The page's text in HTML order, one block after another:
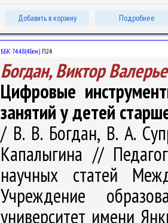
Добавить в корзину Подробнее
ББК 74.48(4Беи) П24
Богдан, Виктор
Цифровые
занятий у детей
/ В. В. Богдан, В. А.
Капалыгина //
научных статей
Учреждение
университет имени